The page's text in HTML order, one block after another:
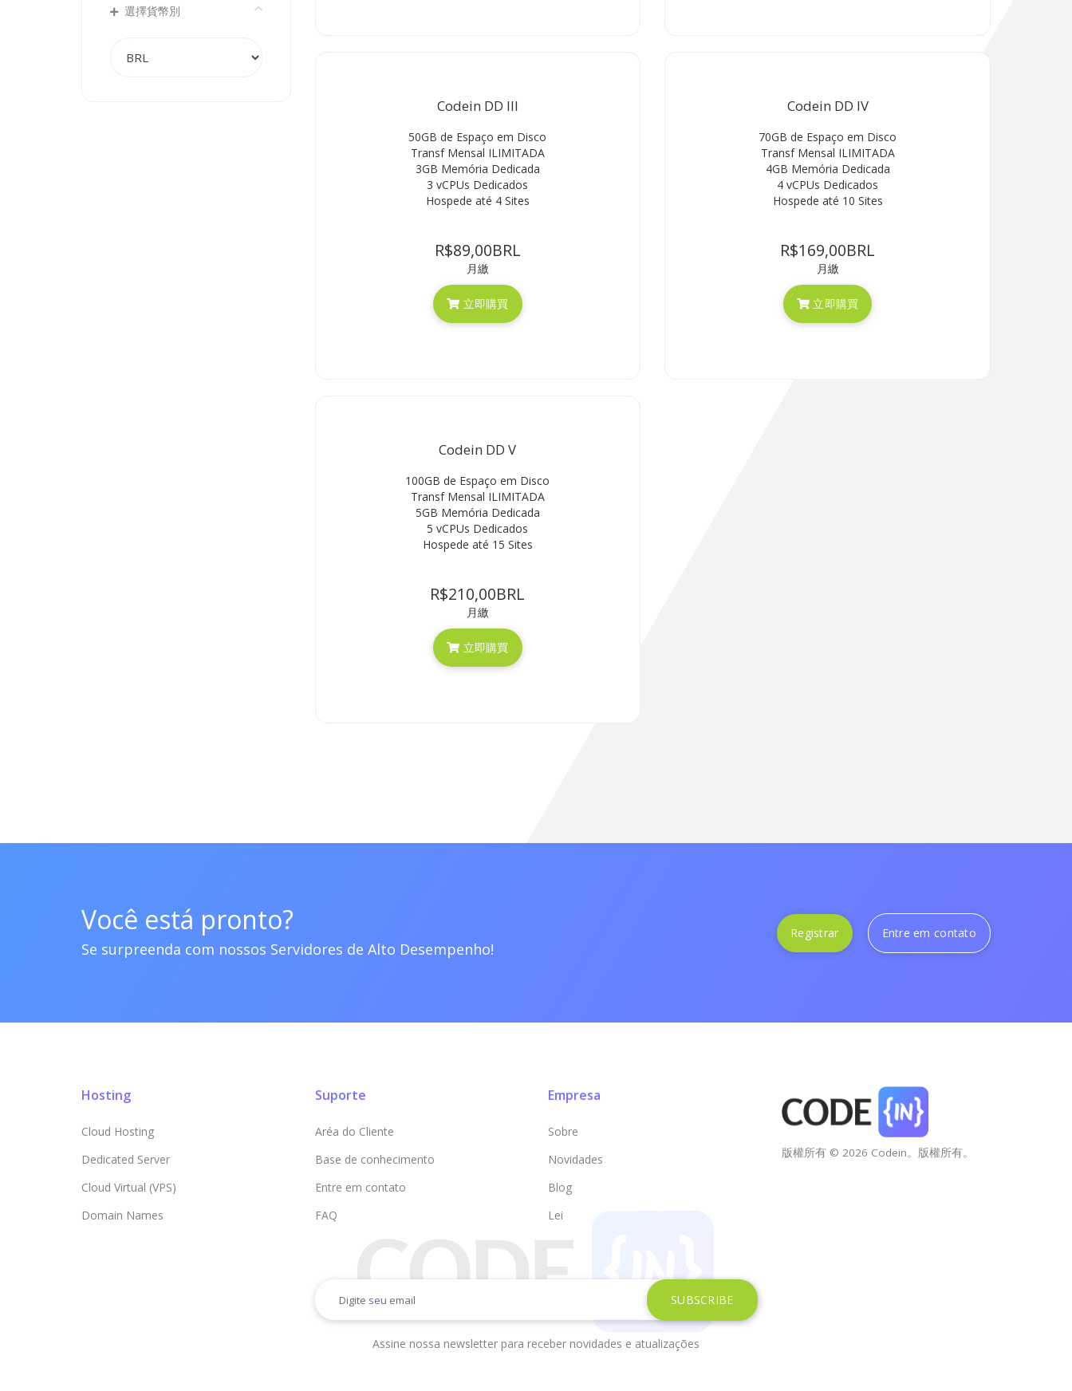
選擇貨幣別
Codein DD III
50GB de Espaço em Disco
Transf Mensal ILIMITADA
3GB Memória Dedicada
3 vCPUs Dedicados
Hospede até 4 Sites
R$89,00BRL
月繳
立即購買
Codein DD IV
70GB de Espaço em Disco
Transf Mensal ILIMITADA
4GB Memória Dedicada
4 vCPUs Dedicados
Hospede até 10 Sites
R$169,00BRL
月繳
立即購買
Codein DD V
100GB de Espaço em Disco
Transf Mensal ILIMITADA
5GB Memória Dedicada
5 vCPUs Dedicados
Hospede até 15 Sites
R$210,00BRL
月繳
立即購買
Você está pronto?
Se surpreenda com nossos Servidores de Alto Desempenho!
Registrar Entre em contato
Hosting
Cloud Hosting
Dedicated Server
Cloud Virtual (VPS)
Domain Names
Suporte
Aréa do Cliente
Base de conhecimento
Entre em contato
FAQ
Empresa
Sobre
Novidades
Blog
Lei
版權所有 © 2026 Codein。版權所有。
Assine nossa newsletter para receber novidades e atualizações